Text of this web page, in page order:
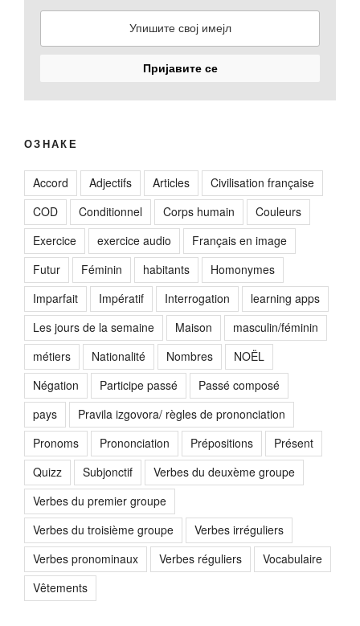
ОЗНАКЕ
Accord Adjectifs Articles
Civilisation française
COD
Conditionnel Corps humain
Couleurs
Exercice
exercice audio
Français en image
Futur
Féminin habitants
Homonymes
Imparfait
Impératif Interrogation
learning apps
Les jours de la semaine
Maison
masculin/féminin
métiers
Nationalité Nombres
NOËL
Négation
Participe passé
Passé composé
pays
Pravila izgovora/ règles de prononciation
Pronoms
Prononciation Prépositions
Présent
Quizz
Subjonctif
Verbes du deuxème groupe
Verbes du premier groupe
Verbes du troisième groupe
Verbes irréguliers
Verbes pronominaux
Verbes réguliers
Vocabulaire
Vêtements